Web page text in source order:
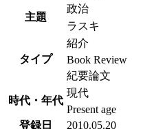
主題
政治
ラスキ
タイプ
紹介
Book Review
紀要論文
時代・年代
現代
Present age
登録日
2010.05.20